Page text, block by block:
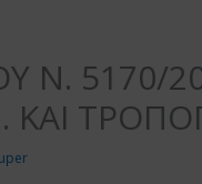
Ν. 5170/